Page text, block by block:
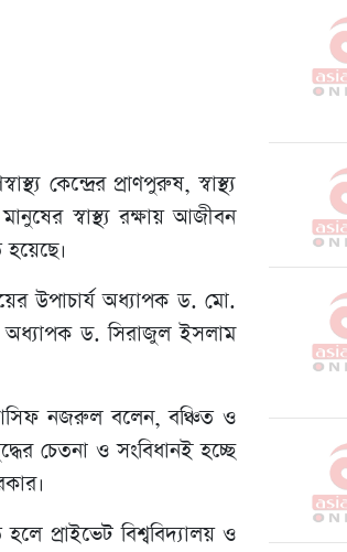
কেন্দ্রের প্রাণপুরুষ, স্বাস্থ্য
স্বাস্থ্য রক্ষায় আজীবন
উপাচার্য অধ্যাপক ড. মো.
অধ্যাপক ড. সিরাজুল ইসলাম
আসিফ নজরুল বলেন, বঞ্চিত ও
চেতনা ও সংবিধানই হচ্ছে
প্রাইভেট বিশ্ববিদ্যালয় ও